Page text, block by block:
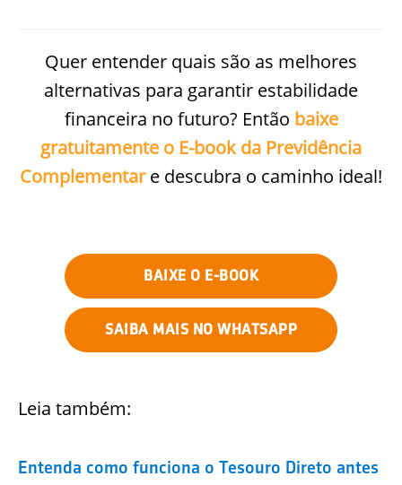
Quer entender quais são as melhores
alternativas para garantir estabilidade
financeira no futuro? Então baixe
gratuitamente o E-book da Previdência
Complementare descubra o caminho ideal!
BAIXE O E-BOOK
SAIBA MAIS NO WHATSAPP
Leia também:
Entenda como funciona o Tesouro Direto antes